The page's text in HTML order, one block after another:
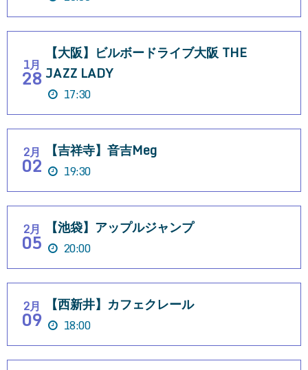
1月
28
【大阪】ビルボードライブ大阪 THE
JAZZ LADY
17:30
2月
02
【吉祥寺】音吉Meg
19:30
2月
05
【池袋】アップルジャンプ
20:00
2月
09
【西新井】カフェクレール
18:00